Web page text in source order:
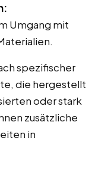
Umgang mit
spezifischer
die hergestellt
oder stark
zusätzliche
in